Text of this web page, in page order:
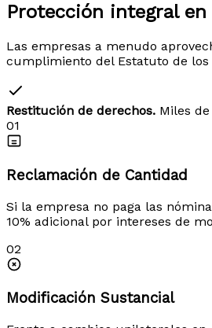
Protección integral en
Las empresas a menudo
cumplimiento del Estatuto de los
Restitución de derechos. Miles
01
Reclamación de Cantidad
Si la empresa no paga las
10% adicional por intereses de
02
Modificación Sustancial